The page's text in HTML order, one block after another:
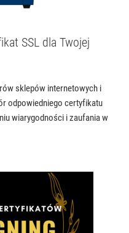
SSL dla Twojej
sklepów internetowych i
odpowiedniego certyfikatu
wiarygodności i zaufania w